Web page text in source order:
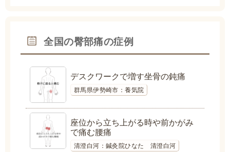
全国の臀部痛の症例
デスクワークで増す坐骨の鈍痛
群馬県伊勢崎市：養気院
座位から立ち上がる時や前かがみ
で痛む腰痛
清澄白河：鍼灸院ひなた 清澄白河